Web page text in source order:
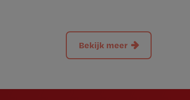
Bekijk meer